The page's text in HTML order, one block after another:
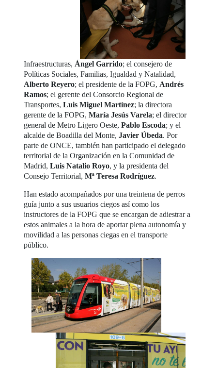
Infraestructuras, Ángel Garrido; el consejero de
Políticas Sociales, Familias, Igualdad y Natalidad,
Alberto Reyero; el presidente de la FOPG, Andrés
Ramos; el gerente del Consorcio Regional de
Transportes,Luis Miguel Martínez; la directora
gerente de la FOPG,María Jesús Varela; el director
general de Metro Ligero Oeste,Pablo Escoda; y el
alcalde de Boadilla del Monte,Javier Úbeda. Por
parte de ONCE, también han participado el delegado
territorial de la Organización en la Comunidad de
Madrid,Luis Natalio Royo, y la presidenta del
Consejo Territorial,Mª Teresa Rodríguez.
Han estado acompañados por una treintena de perros
guía junto a sus usuarios ciegos así como los
instructores de la FOPG que se encargan de adiestrar a
estos animales a la hora de aportar plena autonomía y
movilidad a las personas ciegas en el transporte
público.